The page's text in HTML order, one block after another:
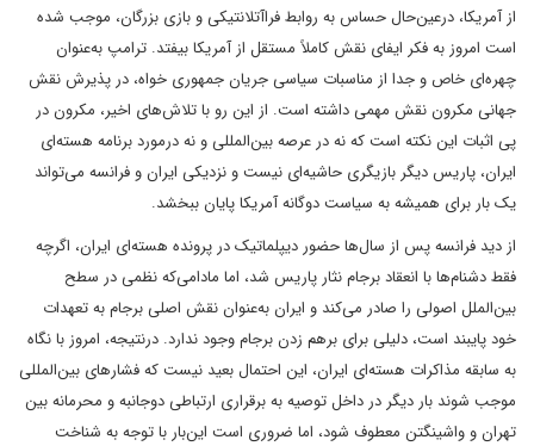
از آمریکا، درعین‌حال حساس به روابط فراآتلانتیکی و بازی بزرگان، موجب شده
است امروز به فکر ایفای نقش کاملاً مستقل از آمریکا بیفتد. ترامپ به‌عنوان
چهره‌ای خاص و جدا از مناسبات سیاسی جریان جمهوری خواه، در پذیرش نقش
جهانی مکرون نقش مهمی داشته است. از این رو با تلاش‌های اخیر، مکرون در
پی اثبات این نکته است که نه در عرصه بین‌المللی و نه درمورد برنامه هسته‌ای
ایران، پاریس دیگر بازیگری حاشیه‌ای نیست و نزدیکی ایران و فرانسه می‌تواند
یک بار برای همیشه به سیاست دوگانه آمریکا پایان ببخشد.
از دید فرانسه پس از سال‌ها حضور دیپلماتیک در پرونده هسته‌ای ایران، اگرچه
فقط دشنام‌ها با انعقاد برجام نثار پاریس شد، اما مادامی‌که نظمی در سطح
بین‌الملل اصولی را صادر می‌کند و ایران به‌عنوان نقش اصلی برجام به تعهدات
خود پایبند است، دلیلی برای برهم زدن برجام وجود ندارد. درنتیجه، امروز با نگاه
به سابقه مذاکرات هسته‌ای ایران، این احتمال بعید نیست که فشارهای بین‌المللی
موجب ‌شوند بار دیگر در داخل توصیه به برقراری ارتباطی دوجانبه و محرمانه بین
تهران و واشینگتن معطوف شود، اما ضروری است این‌بار با توجه به شناخت